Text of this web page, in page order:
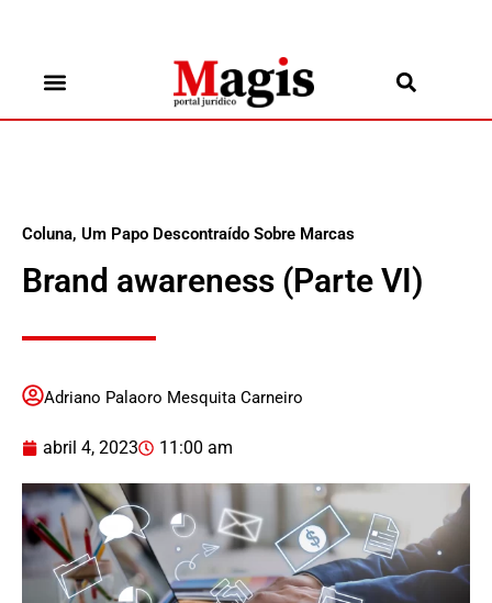
Coluna, Um Papo Descontraído Sobre Marcas
Brand awareness (Parte VI)
Adriano Palaoro Mesquita Carneiro
abril 4, 2023 11:00 am